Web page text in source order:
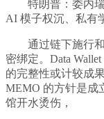
特朗普：委内瑞
AI 模子权沉、私有
通过链下施行和
密绑定。Data
的完整性或计较成
MEMO 的方针是成
馆开水烫伤，